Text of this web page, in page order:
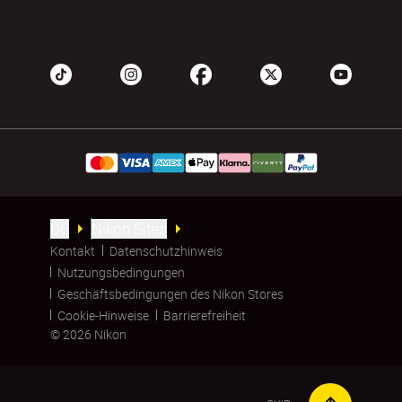
Kontakt
Datenschutzhinweis
Nutzungsbedingungen
Geschäftsbedingungen des Nikon Stores
Cookie-Hinweise
Barrierefreiheit
© 2026 Nikon